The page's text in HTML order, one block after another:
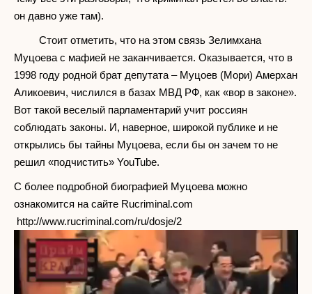
он давно уже там).
Стоит отметить, что на этом связь Зелимхана
Муцоева с мафией не заканчивается. Оказывается, что в
1998 году родной брат депутата – Муцоев (Мори) Амерхан
Аликоевич, числился в базах МВД РФ, как «вор в законе».
Вот такой веселый парламентарий учит россиян
соблюдать законы. И, наверное, широкой публике и не
открылись бы тайны Муцоева, если бы он зачем то не
решил «подчистить» YouTube.
С более подробной биографией Муцоева можно
ознакомится на сайте Rucriminal.com
http://www.rucriminal.com/ru/dosje/2